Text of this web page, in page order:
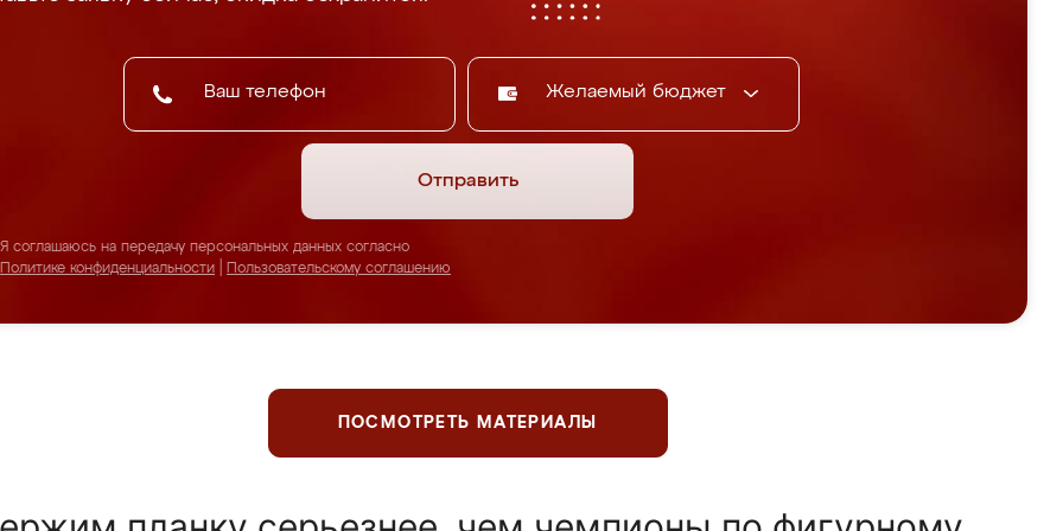
Желаемый бюджет
Отправить
Я соглашаюсь на передачу персональных данных согласно
Политике конфиденциальности
Пользовательскому соглашению
ПОСМОТРЕТЬ МАТЕРИАЛЫ